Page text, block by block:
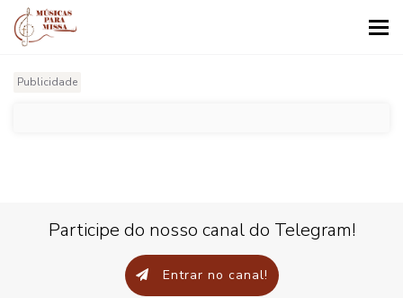
Publicidade
Participe do nosso canal do Telegram!
Entrar no canal!